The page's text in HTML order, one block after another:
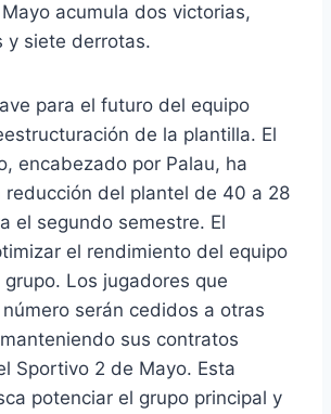
acumula dos victorias,
y siete derrotas.
para el futuro del equipo
de la plantilla. El
encabezado por Palau, ha
reducción del plantel de 40 a 28
el segundo semestre. El
el rendimiento del equipo
Los jugadores que
serán cedidos a otras
sus contratos
Sportivo 2 de Mayo. Esta
potenciar el grupo principal y